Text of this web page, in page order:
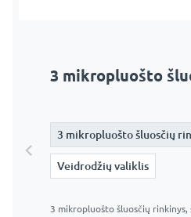
3 mikropluošto
3 mikropluošto šluosčių
Veidrodžių valiklis
3 mikropluošto šluosčių rinkinys,
Veidrodžių valiklis
3 mikropluošto šluosčių
Veidrodžių valiklis
Langų ir veidrodžių valiklis 295